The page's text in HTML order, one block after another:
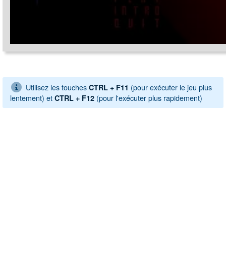
Utilisez les touches CTRL + F11 (pour exécuter le jeu plus
lentement) et CTRL + F12 (pour l'exécuter plus rapidement)